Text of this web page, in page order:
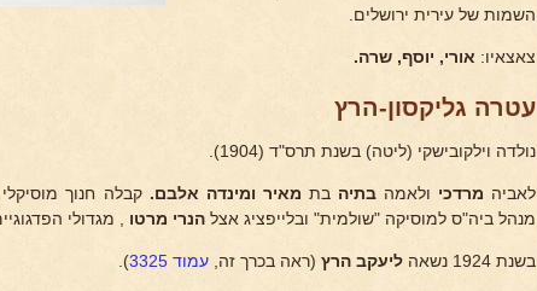
השמות של עירית ירושלים.
צאצאיו: אורי, יוסף, שרה.
עטרה גליקסון-הרץ
נולדה וילקובישקי (ליטה) בשנת תרס"ד (1904).
לאביה מרדכי ולאמה בתיה בת מאיר ומינדה אלבם. קבלה חנוך
מנהל ביה"ס למוסיקה "שולמית" ובלייפציג אצל הנרי מרטו , מגדולי
בשנת 1924 נשאה ליעקב הרץ (ראה בכרך זה, עמוד 3325 ).